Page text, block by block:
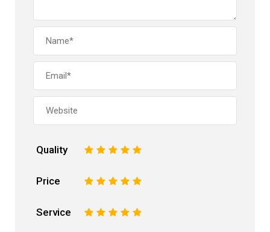
Quality 5
4
3
2
Price 5
4
3
2
Service 5
4
3
2